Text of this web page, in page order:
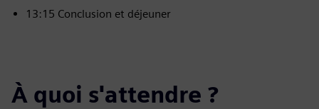
13:15 Conclusion et déjeuner
À quoi s'attendre ?